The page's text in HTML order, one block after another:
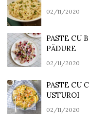
02/11/2020
PASTE CU
PĂDURE
02/11/2020
PASTE CU
USTUROI
02/11/2020